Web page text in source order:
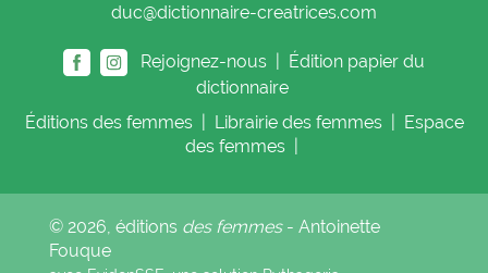
duc@dictionnaire-creatrices.com
Rejoignez-nous |
Édition papier du
dictionnaire
Éditions des femmes Librairie des femmes
Espace
des femmes
© 2026, éditions des femmes- Antoinette
Fouque